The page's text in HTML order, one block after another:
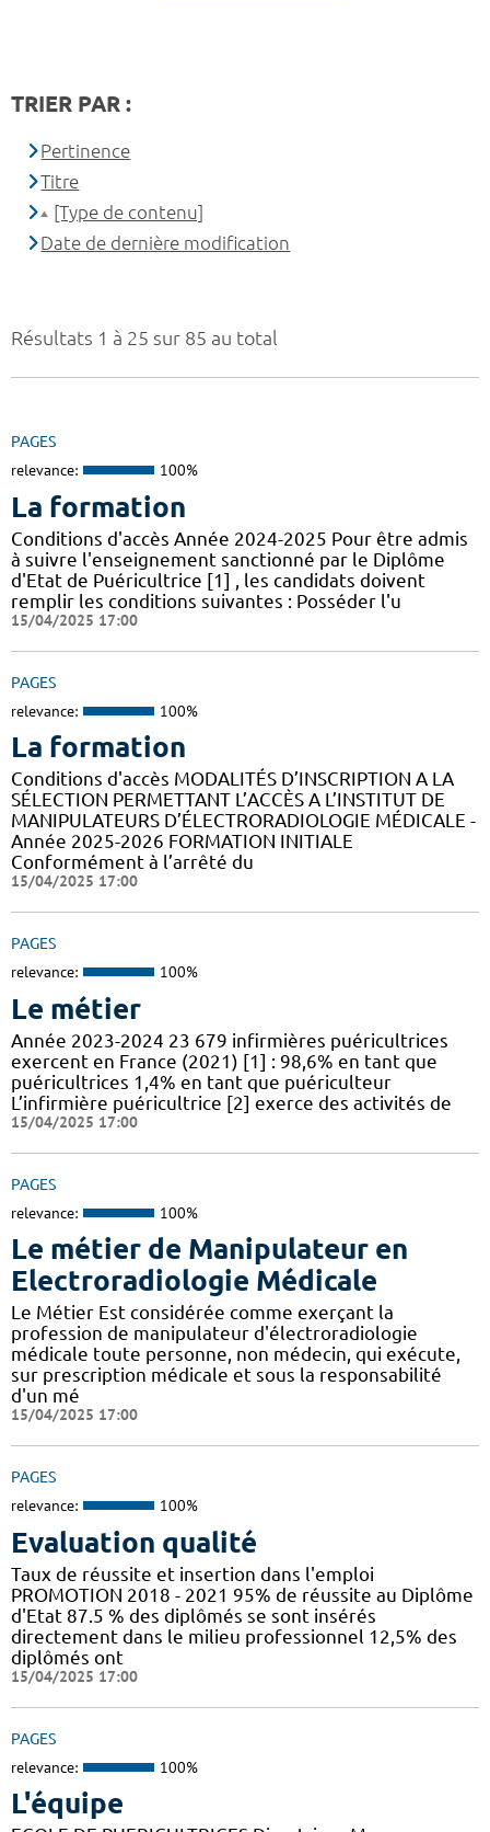
Résultats 1 à 25 sur 85 au total
PAGES
relevance: 100%
La formation
Conditions d'accès Année 2024-2025 Pour être admis
à suivre l'enseignement sanctionné par le Diplôme
d'Etat de Puéricultrice [1] , les candidats doivent
remplir les conditions suivantes : Posséder l'u
15/04/2025 17:00
PAGES
relevance: 100%
La formation
Conditions d'accès MODALITÉS D’INSCRIPTION A LA
SÉLECTION PERMETTANT L’ACCÈS A L’INSTITUT DE
MANIPULATEURS D’ÉLECTRORADIOLOGIE MÉDICALE -
Année 2025-2026 FORMATION INITIALE
Conformément à l’arrêté du
15/04/2025 17:00
PAGES
relevance: 100%
Le métier
Année 2023-2024 23 679 infirmières puéricultrices
exercent en France (2021) [1] : 98,6% en tant que
puéricultrices 1,4% en tant que puériculteur
L’infirmière puéricultrice [2] exerce des activités de
15/04/2025 17:00
PAGES
relevance: 100%
Le métier de Manipulateur en
Electroradiologie Médicale
Le Métier Est considérée comme exerçant la
profession de manipulateur d'électroradiologie
médicale toute personne, non médecin, qui exécute,
sur prescription médicale et sous la responsabilité
d'un mé
15/04/2025 17:00
PAGES
relevance: 100%
Evaluation qualité
Taux de réussite et insertion dans l'emploi
PROMOTION 2018 - 2021 95% de réussite au Diplôme
d'Etat 87.5 % des diplômés se sont insérés
directement dans le milieu professionnel 12,5% des
diplômés ont
15/04/2025 17:00
PAGES
relevance: 100%
L'équipe
TRIER PAR :
Pertinence
Titre
[Type de contenu]
Date de dernière modification